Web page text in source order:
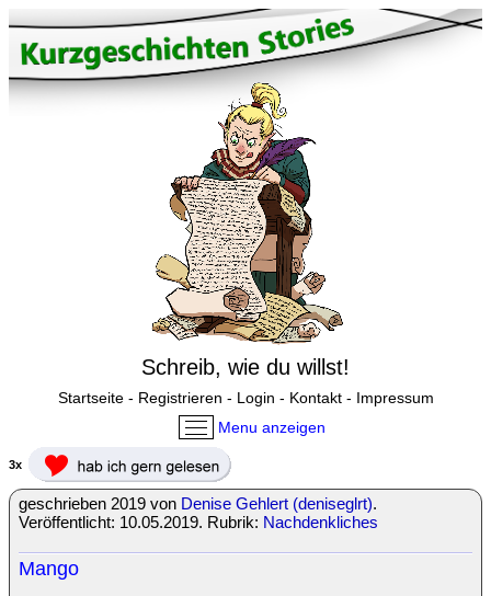
Schreib, wie du willst!
Startseite- Registrieren - Login - Kontakt- Impressum
Menu anzeigen
3x
geschrieben 2019 von Denise Gehlert (deniseglrt).
Veröffentlicht: 10.05.2019. Rubrik: Nachdenkliches
Mango